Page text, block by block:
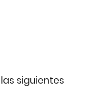
siguientes